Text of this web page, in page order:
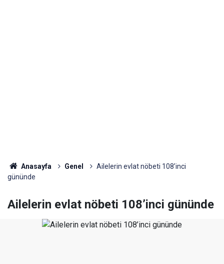
Anasayfa Genel
Ailelerin evlat nöbeti 108’inci
gününde
Ailelerin evlat nöbeti 108’inci gününde